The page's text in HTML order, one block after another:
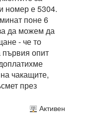
номер е 5304.
поне 6
да можем да
- че то
опит
чакащите,
през
Активен